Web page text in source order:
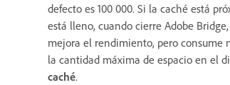
defecto es 100 000. Si la caché está
está lleno, cuando cierre Adobe
mejora el rendimiento, pero consume
la cantidad máxima de espacio en el
caché.